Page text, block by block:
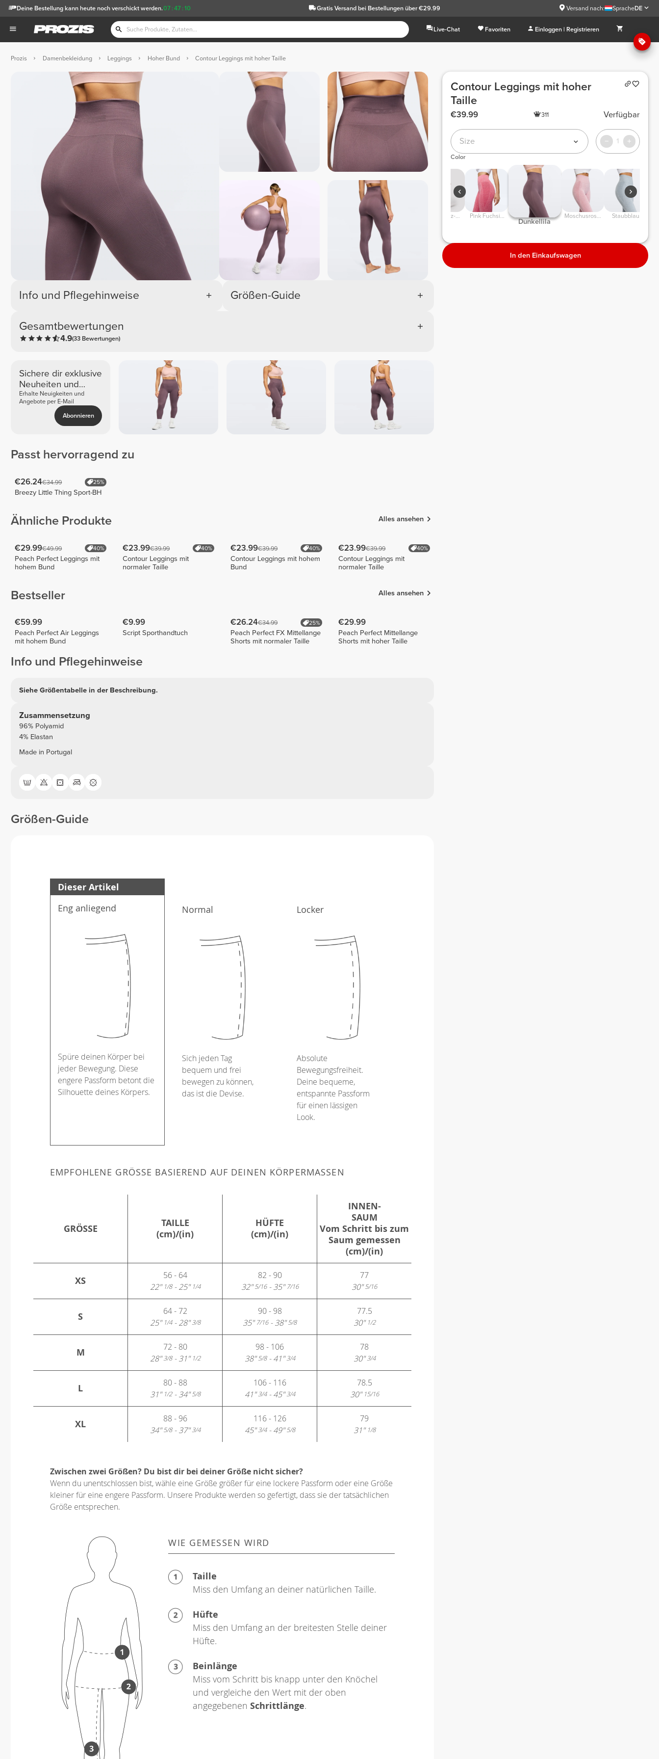
07 :47 :09
Deine Bestellung kann heute noch verschickt werden. Gratis Versandbei Bestellungen über €29.99 Versand nach: SpracheDE
Live-Chat Favoriten Einloggen | Registrieren
Prozis Damenbekleidung Leggings Hoher Bund Contour Leggings mit hoher Taille
Info und Pflegehinweise
Gesamtbewertungen
4.9(33 Bewertungen)
Größen-Guide
Sichere dir exklusive
Neuheiten und
Angebote
Erhalte Neuigkeiten und
Angebote per E-Mail
Abonnieren
Passt hervorragend zu
€26.24€34.99 25%
Breezy Little Thing Sport-BH
Ähnliche Produkte Alles ansehen
€29.99€49.99 40%
Peach Perfect Leggings mit
hohem Bund
€23.99€39.99 40%
Contour Leggings mit
normaler Taille
€23.99€39.99 40%
Contour Leggings mit hohem
Bund
€23.99€39.99 40%
Contour Leggings mit
normaler Taille
Bestseller Alles ansehen
€59.99
Peach Perfect Air Leggings
mit hohem Bund
€9.99
Script Sporthandtuch
€26.24€34.99 25%
Peach Perfect FX Mittellange
Shorts mit normaler Taille
€29.99
Peach Perfect Mittellange
Shorts mit hoher Taille
Info und Pflegehinweise
Siehe Größentabelle in der Beschreibung.
Zusammensetzung
96% Polyamid
4% Elastan
Made in Portugal
Größen-Guide
Dieser Artikel
Eng anliegend
Spüre deinen Körper bei
jeder Bewegung. Diese
engere Passform betont die
Silhouette deines Körpers.
Normal
Sich jeden Tag
bequem und frei
bewegen zu können,
das ist die Devise.
Locker
Absolute
Bewegungsfreiheit.
Deine bequeme,
entspannte Passform
für einen lässigen
Look.
EMPFOHLENE GRÖSSE BASIEREND AUF DEINEN KÖRPERMASSEN
GRÖSSE
TAILLE
(cm)/(in)
HÜFTE
(cm)/(in)
INNEN-
SAUM
Vom Schritt bis zum
Saum gemessen
(cm)/(in)
XS
56 - 64
22"1/8- 25"1/4
82 - 90
32"5/16- 35"7/16
77
30"5/16
S
64 - 72
25"1/4- 28"3/8
90 - 98
35"7/16- 38"5/8
77.5
30"1/2
M
72 - 80
28"3/8- 31"1/2
98 - 106
38"5/8- 41"3/4
78
30"3/4
L
80 - 88
31"1/2- 34"5/8
106 - 116
41"3/4- 45"3/4
78.5
30"15/16
XL
88 - 96
34"5/8- 37"3/4
116 - 126
45"3/4- 49"5/8
79
31"1/8
Zwischen zwei Größen? Du bist dir bei deiner Größe nicht sicher?
Wenn du unentschlossen bist, wähle eine Größe größer für eine lockere Passform oder eine Größe
kleiner für eine engere Passform. Unsere Produkte werden so gefertigt, dass sie der tatsächlichen
Größe entsprechen.
WIE GEMESSEN WIRD
Taille
Miss den Umfang an deiner natürlichen Taille.
Hüfte
Miss den Umfang an der breitesten Stelle deiner
Hüfte.
Beinlänge
Miss vom Schritt bis knapp unter den Knöchel
und vergleiche den Wert mit der oben
angegebenen Schrittlänge.
Contour Leggings mit hoher
Taille
€39.99 311 Verfügbar
Size 1
Color
Dunkelgrau
Schwarz-
Pink Fuchsia
Dunkellila
Moschusrosa
Staubblau
In den Einkaufswagen